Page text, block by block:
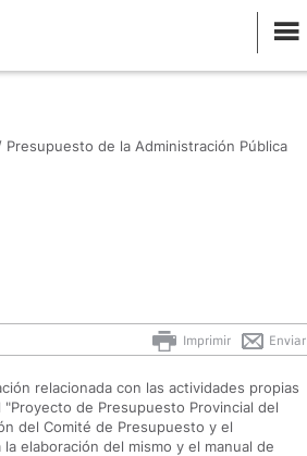
Presupuesto de la Administración Pública
Enviar
Imprimir
relacionada con las actividades propias
de Presupuesto Provincial del
del Comité de Presupuesto y el
elaboración del mismo y el manual de